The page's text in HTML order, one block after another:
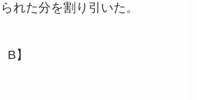
れた分を割り引いた。
】